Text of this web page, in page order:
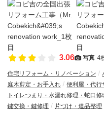
3.06 写真 4
住宅リフォーム・リノベーション
庭木剪定・お手入れ
便利屋・代行
トイレつまり・水漏れ修理・蛇口修
鍵交換・鍵修理
片づけ・遺品整理